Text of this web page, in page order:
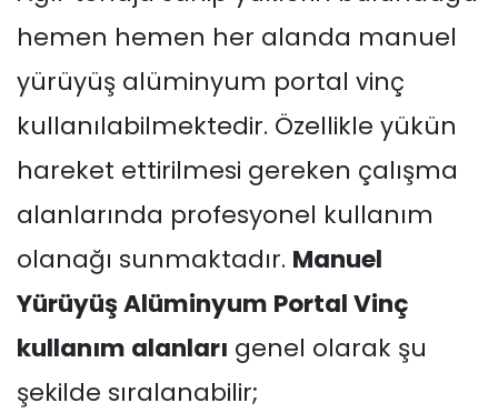
hemen hemen her alanda manuel
yürüyüş alüminyum portal vinç
kullanılabilmektedir. Özellikle yükün
hareket ettirilmesi gereken çalışma
alanlarında profesyonel kullanım
olanağı sunmaktadır. Manuel
Yürüyüş Alüminyum Portal Vinç
kullanım alanları genel olarak şu
şekilde sıralanabilir;